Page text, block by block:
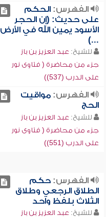
الفهرس:الحكم
على حديث: (إن الحجر
الأسود يمين الله في الأرض
...)
للشيخ: عبد العزيز بن باز
جزء من محاضرة ( فتاوى نور
على الدرب (537))
الفهرس:مواقيت
الحج
للشيخ: عبد العزيز بن باز
جزء من محاضرة ( فتاوى نور
على الدرب (551))
الفهرس:حكم
الطلاق الرجعي وطلاق
الثلاث بلفظ واحد
للشيخ: عبد العزيز بن باز